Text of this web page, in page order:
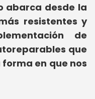
abarca desde la
resistentes y
de
que
en que nos